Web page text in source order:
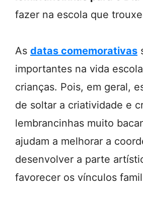
fazer na escola que
As datas comemorativas
importantes na vida
crianças. Pois, em geral,
de soltar a criatividade e
lembrancinhas muito
ajudam a melhorar a
desenvolver a parte
favorecer os vínculos